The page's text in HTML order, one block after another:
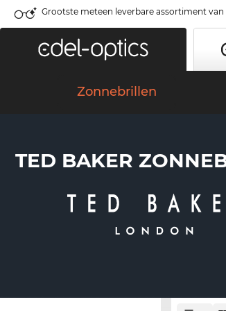
Grootste meteen leverbare assortiment van
Zonnebrillen
TED BAKER